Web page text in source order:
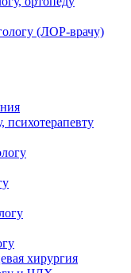
(ЛОР-врачу)
психотерапевту
хирургия